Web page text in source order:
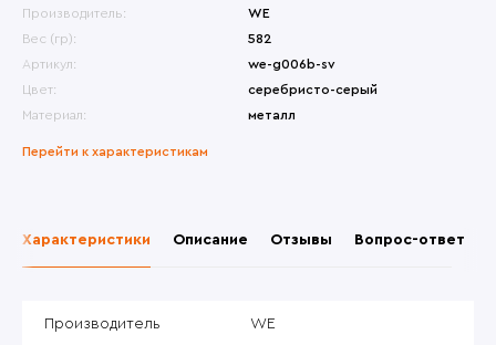
Производитель:
WE
Вес (гр):
582
Артикул:
we-g006b-sv
Цвет:
серебристо-серый
Материал:
металл
Перейти к характеристикам
Характеристики Описание Отзывы Вопрос-ответ
Производитель WE